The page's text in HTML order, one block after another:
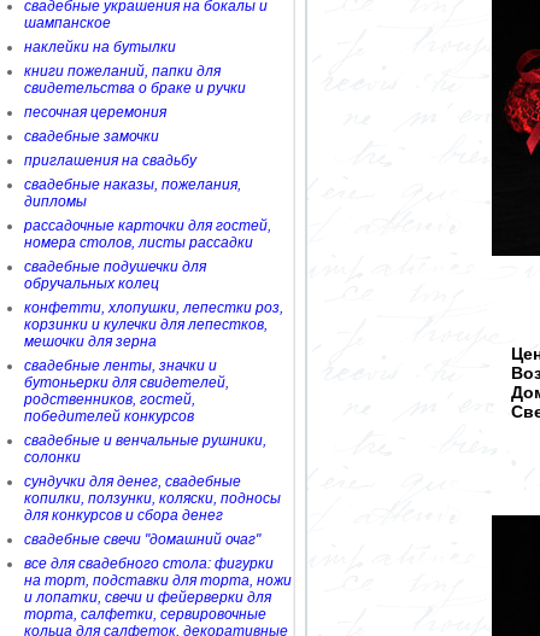
свадебные украшения на бокалы и
шампанское
наклейки на бутылки
книги пожеланий, папки для
свидетельства о браке и ручки
песочная церемония
свадебные замочки
приглашения на свадьбу
свадебные наказы, пожелания,
дипломы
рассадочные карточки для гостей,
номера столов, листы рассадки
свадебные подушечки для
обручальных колец
конфетти, хлопушки, лепестки роз,
корзинки и кулечки для лепестков,
мешочки для зерна
свадебные ленты, значки и
бутоньерки для свидетелей,
родственников, гостей,
победителей конкурсов
свадебные и венчальные рушники,
солонки
сундучки для денег, свадебные
копилки, ползунки, коляски, подносы
для конкурсов и сбора денег
свадебные свечи "домашний очаг"
все для свадебного стола: фигурки
на торт, подставки для торта, ножи
и лопатки, свечи и фейерверки для
торта, салфетки, сервировочные
кольца для салфеток, декоративные